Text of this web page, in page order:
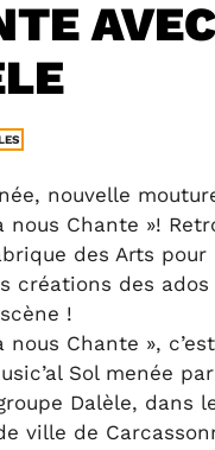
AVEC
nouvelle
nous Chante »!
des Arts pour
créations des
!
nous Chante »,
Sol menée
Dalèle, dans
ville de